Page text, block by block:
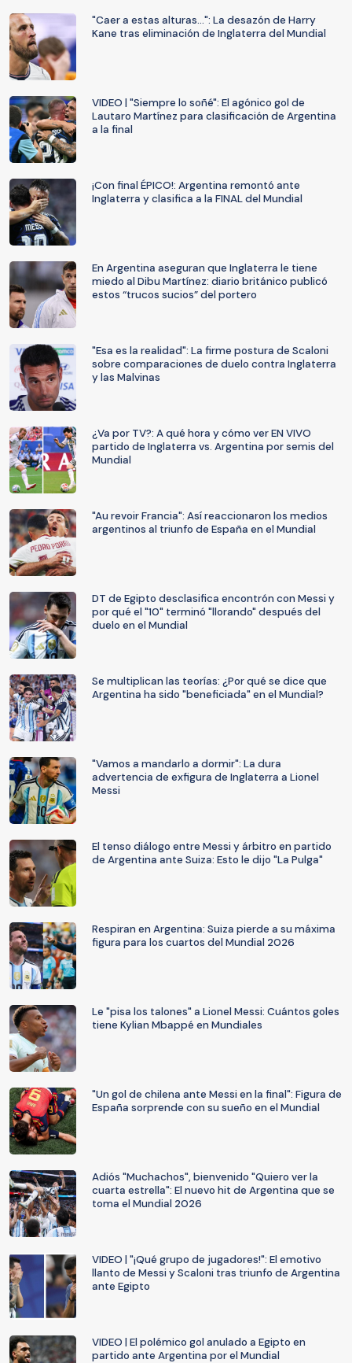
"Caer a estas alturas...": La desazón de Harry
Kane tras eliminación de Inglaterra del Mundial
VIDEO | "Siempre lo soñé": El agónico gol de
Lautaro Martínez para clasificación de Argentina
a la final
¡Con final ÉPICO!: Argentina remontó ante
Inglaterra y clasifica a la FINAL del Mundial
En Argentina aseguran que Inglaterra le tiene
miedo al Dibu Martínez: diario británico publicó
estos “trucos sucios” del portero
"Esa es la realidad": La firme postura de Scaloni
sobre comparaciones de duelo contra Inglaterra
y las Malvinas
¿Va por TV?: A qué hora y cómo ver EN VIVO
partido de Inglaterra vs. Argentina por semis del
Mundial
"Au revoir Francia": Así reaccionaron los medios
argentinos al triunfo de España en el Mundial
DT de Egipto desclasifica encontrón con Messi y
por qué el "10" terminó "llorando" después del
duelo en el Mundial
Se multiplican las teorías: ¿Por qué se dice que
Argentina ha sido "beneficiada" en el Mundial?
"Vamos a mandarlo a dormir": La dura
advertencia de exfigura de Inglaterra a Lionel
Messi
El tenso diálogo entre Messi y árbitro en partido
de Argentina ante Suiza: Esto le dijo "La Pulga"
Respiran en Argentina: Suiza pierde a su máxima
figura para los cuartos del Mundial 2026
Le "pisa los talones" a Lionel Messi: Cuántos goles
tiene Kylian Mbappé en Mundiales
"Un gol de chilena ante Messi en la final": Figura de
España sorprende con su sueño en el Mundial
Adiós "Muchachos", bienvenido "Quiero ver la
cuarta estrella": El nuevo hit de Argentina que se
toma el Mundial 2026
VIDEO | "¡Qué grupo de jugadores!": El emotivo
llanto de Messi y Scaloni tras triunfo de Argentina
ante Egipto
VIDEO | El polémico gol anulado a Egipto en
partido ante Argentina por el Mundial